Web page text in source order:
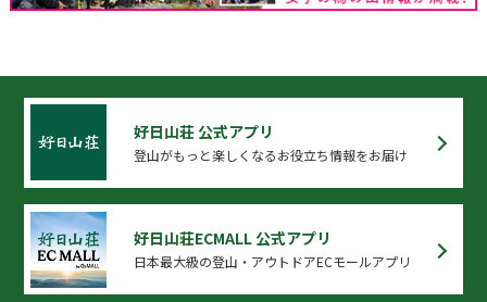
好日山荘 公式アプリ
登山がもっと楽しくなるお役立ち情報をお届け
好日山荘ECMALL 公式アプリ
日本最大級の登山・アウトドアECモールアプリ